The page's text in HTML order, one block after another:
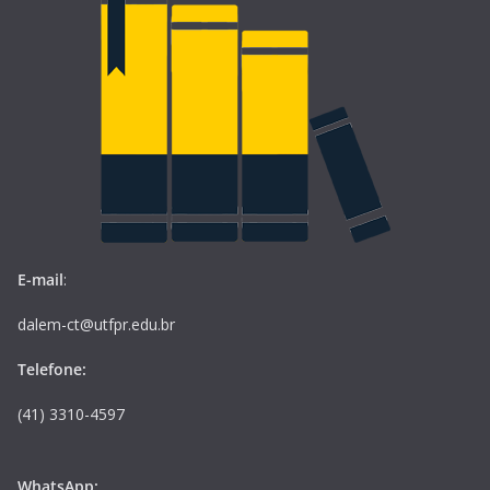
E-mail:
dalem-ct@utfpr.edu.br
Telefone:
(41) 3310-4597